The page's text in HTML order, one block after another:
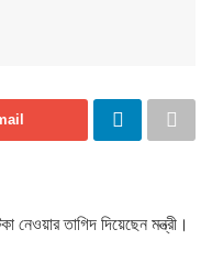
নেওয়ার তাগিদ দিয়েছেন মন্ত্রী।